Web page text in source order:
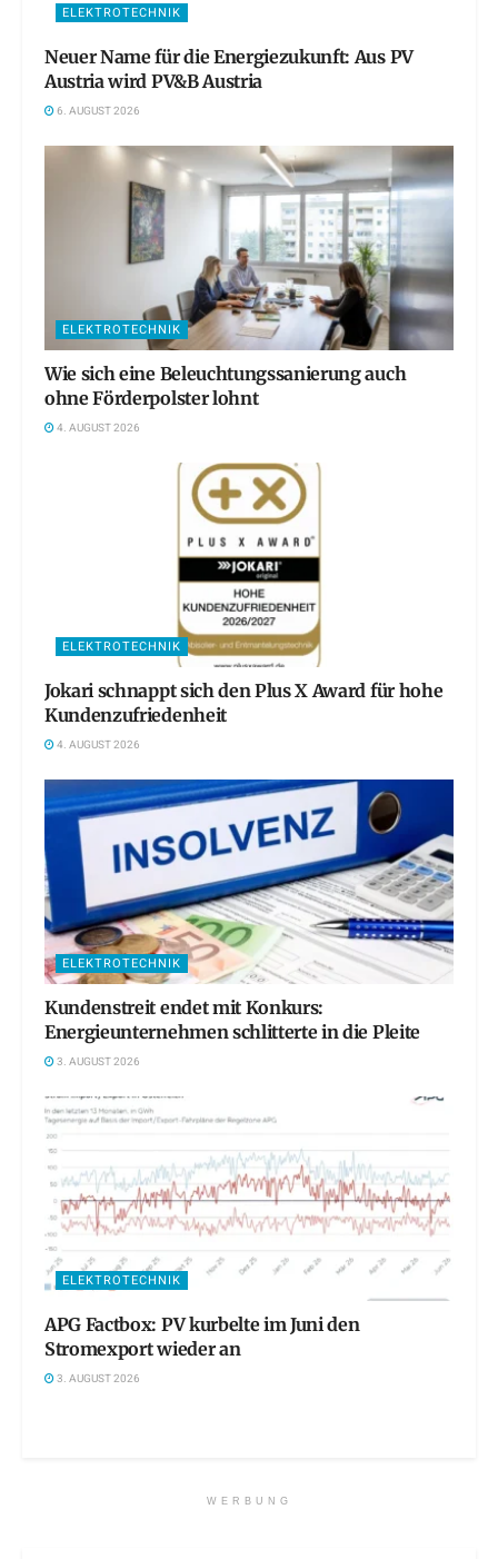
ELEKTROTECHNIK
Neuer Name für die Energiezukunft: Aus PV
Austria wird PV&B Austria
6. AUGUST 2026
ELEKTROTECHNIK
Wie sich eine Beleuchtungssanierung auch
ohne Förderpolster lohnt
4. AUGUST 2026
ELEKTROTECHNIK
Jokari schnappt sich den Plus X Award für hohe
Kundenzufriedenheit
4. AUGUST 2026
ELEKTROTECHNIK
Kundenstreit endet mit Konkurs:
Energieunternehmen schlitterte in die Pleite
3. AUGUST 2026
ELEKTROTECHNIK
APG Factbox: PV kurbelte im Juni den
Stromexport wieder an
3. AUGUST 2026
WERBUNG